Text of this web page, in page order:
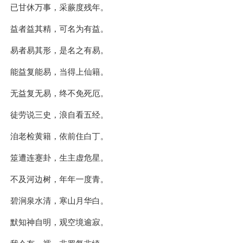
已甘休万事，采蕨度残年。
益者益其精，可名为有益。
易者易其形，是名之有易。
能益复能易，当得上仙籍。
无益复无易，终不免死厄。
徒劳说三史，浪自看五经。
洎老检黄籍，依前住白丁。
筮遭连蹇卦，生主虚危星。
不及河边树，年年一度青。
碧涧泉水清，寒山月华白。
默知神自明，观空境逾寂。